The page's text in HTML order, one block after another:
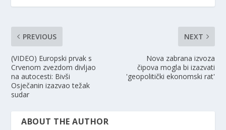
PREVIOUS
(VIDEO) Europski prvak s
Crvenom zvezdom divljao
na autocesti: Bivši
Osječanin izazvao težak
sudar
NEXT
Nova zabrana izvoza
čipova mogla bi izazvati
'geopolitički ekonomski rat'
ABOUT THE AUTHOR